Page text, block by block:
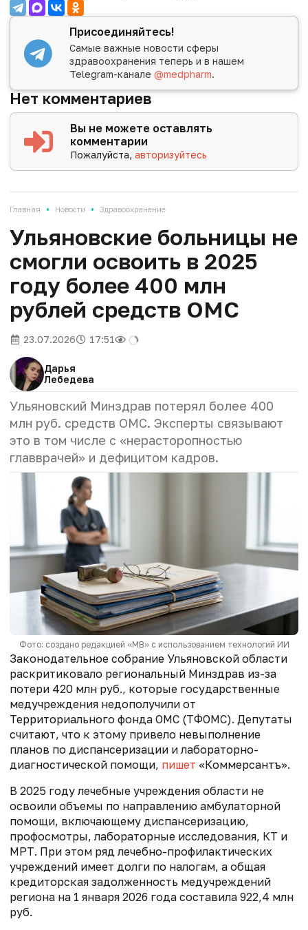
Присоединяйтесь!
Самые важные новости сферы
здравоохранения теперь и в нашем
Telegram-канале@medpharm.
Нет комментариев
Вы не можете оставлять
комментарии
Пожалуйста,авторизуйтесь
Главная • Новости • Здравоохранение
Ульяновские больницы не
смогли освоить в 2025
году более 400 млн
рублей средств ОМС
23.07.2026 17:51
Дарья
Лебедева
Ульяновский Минздрав потерял более 400
млн руб. средств ОМС. Эксперты связывают
это в том числе с «нерасторопностью
главврачей» и дефицитом кадров.
Фото: создано редакцией «МВ» с использованием технологий ИИ
Законодательное собрание Ульяновской области
раскритиковало региональный Минздрав из-за
потери 420 млн руб., которые государственные
медучреждения недополучили от
Территориального фонда ОМС (ТФОМС). Депутаты
считают, что к этому привело невыполнение
планов по диспансеризации и лабораторно-
диагностической помощи, пишет «Коммерсантъ».
В 2025 году лечебные учреждения области не
освоили объемы по направлению амбулаторной
помощи, включающему диспансеризацию,
профосмотры, лабораторные исследования, КТ и
МРТ. При этом ряд лечебно-профилактических
учреждений имеет долги по налогам, а общая
кредиторская задолженность медучреждений
региона на 1 января 2026 года составила 922,4 млн
руб.